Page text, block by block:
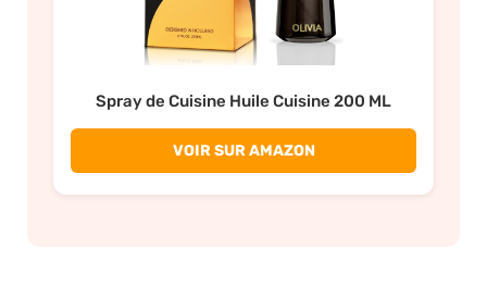
Spray de Cuisine Huile Cuisine 200 ML
VOIR SUR AMAZON